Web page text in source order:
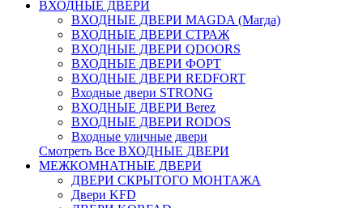
ВХОДНЫЕ ДВЕРИ
ВХОДНЫЕ ДВЕРИ МAGDA (Магда)
ВХОДНЫЕ ДВЕРИ СТРАЖ
ВХОДНЫЕ ДВЕРИ QDOORS
ВХОДНЫЕ ДВЕРИ ФОРТ
ВХОДНЫЕ ДВЕРИ REDFORT
Входные двери STRONG
ВХОДНЫЕ ДВЕРИ Berez
ВХОДНЫЕ ДВЕРИ RODOS
Входные уличные двери
Смотреть Все ВХОДНЫЕ ДВЕРИ
МЕЖКОМНАТНЫЕ ДВЕРИ
ДВЕРИ СКРЫТОГО МОНТАЖА
Двери KFD